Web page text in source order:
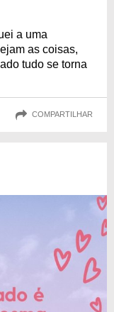
a uma
as coisas,
tudo se torna
COMPARTILHAR